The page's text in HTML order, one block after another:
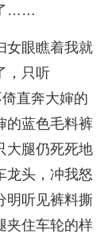
……
女眼瞧着我就
，只听
直奔大婶的
的蓝色毛料裤
大腿仍死死地
龙头，冲我怒
明听见裤料撕
住车轮的样